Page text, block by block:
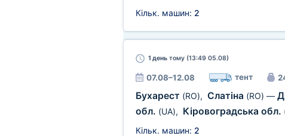
Кільк. машин: 2
1 деньтому (13:49 05.08)
07.08–12.08 тент
Бухарест (RO), Слатіна (RO) —
обл. (UA), Кіровоградська обл.
Кільк. машин: 2